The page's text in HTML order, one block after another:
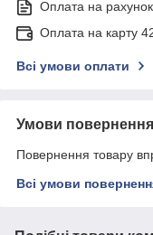
Оплата на рахунок
Оплата на карту
Всі умови оплати
Умови повернення
Повернення товару
Всі умови